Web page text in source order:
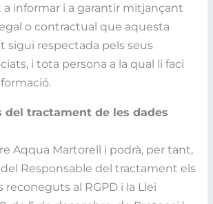
informar i a garantir mitjançant
o contractual que aquesta
sigui respectada pels seus
i tota persona a la qual li faci
del tractament de les dades
Aqqua Martorell i podrà, per tant,
Responsable del tractament els
al RGPD i la Llei